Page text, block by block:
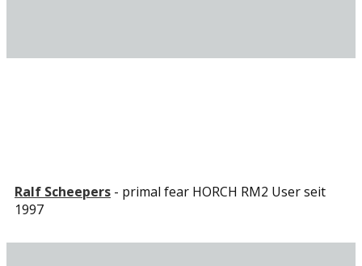
Ralf Scheepers - primal fear HORCH RM2 User seit
1997